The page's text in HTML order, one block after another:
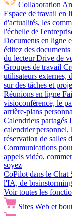
Collaboration
Espace de travail en
d'actualités, les
l'échelle de
Documents en ligne
éditez des
du lecteur Drive de
Groupes de travail
utilisateurs externes,
sur des tâches et
Réunions en ligne
visioconférence, le
arrière-plans
Calendriers partagés
calendrier personnel,
réservation de salles
Communications
appels vidéo,
soyez
CoPilot dans le Chat
l'IA, de
Voir toutes les
Sites Web et